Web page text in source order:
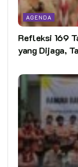
AGENDA
Refleksi 169
yang Dijaga,